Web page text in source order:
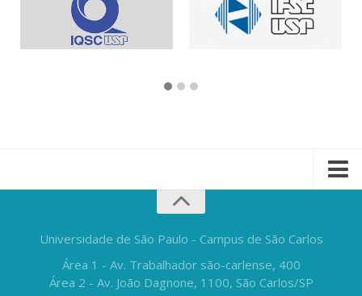
Universidade de São Paulo - Campus de São Carlos
Área 1 - Av. Trabalhador são-carlense, 400
Área 2 - Av. João Dagnone, 1100, São Carlos/SP